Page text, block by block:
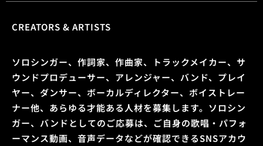
CREATORS & ARTISTS
ソロシンガー、作詞家、作曲家、トラックメイカー、サ
ウンドプロデューサー、アレンジャー、バンド、プレイ
ヤー、ダンサー、ボーカルディレクター、ボイストレー
ナー他、あらゆる才能ある人材を募集します。ソロシン
ガー、バンドとしてのご応募は、ご自身の歌唱・パフォ
ーマンス動画、音声データなどが確認できるSNSアカウ